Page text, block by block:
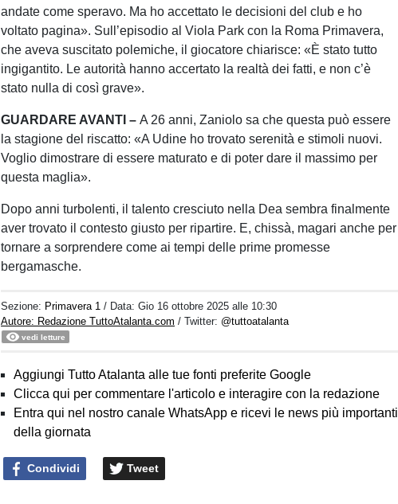
andate come speravo. Ma ho accettato le decisioni del club e ho
voltato pagina». Sull’episodio al Viola Park con la Roma Primavera,
che aveva suscitato polemiche, il giocatore chiarisce: «È stato tutto
ingigantito. Le autorità hanno accertato la realtà dei fatti, e non c’è
stato nulla di così grave».
GUARDARE AVANTI –A 26 anni, Zaniolo sa che questa può essere
la stagione del riscatto: «A Udine ho trovato serenità e stimoli nuovi.
Voglio dimostrare di essere maturato e di poter dare il massimo per
questa maglia».
Dopo anni turbolenti, il talento cresciuto nella Dea sembra finalmente
aver trovato il contesto giusto per ripartire. E, chissà, magari anche per
tornare a sorprendere come ai tempi delle prime promesse
bergamasche.
Sezione: Primavera 1 / Data:Gio 16 ottobre 2025 alle 10:30
Autore: Redazione TuttoAtalanta.com / Twitter: @tuttoatalanta
vedi letture
Aggiungi Tutto Atalanta alle tue fonti preferite Google
Clicca qui per commentare l'articolo e interagire con la redazione
Entra qui nel nostro canale WhatsApp e ricevi le news più importanti
della giornata
Condividi Tweet